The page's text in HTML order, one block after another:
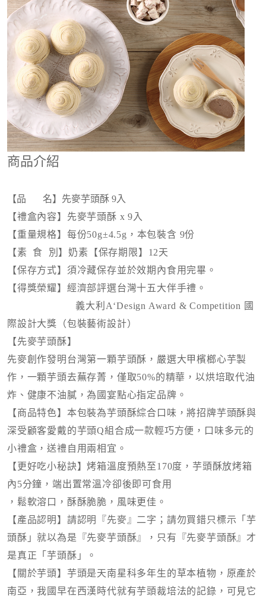
商品介紹
【品 名】先麥芋頭酥 9入
【禮盒內容】先麥芋頭酥 x 9入
【重量規格】每份50g±4.5g，本包裝含 9份
【素 食 別】奶素 【保存期限】12天
【保存方式】須冷藏保存並於效期內食用完畢。
【得獎榮耀】經濟部評選台灣十五大伴手禮。
義大利A‘Design Award & Competition 國
際設計大獎（包裝藝術設計）
【先麥芋頭酥】
先麥創作發明台灣第一顆芋頭酥，嚴選大甲檳榔心芋製
作，一顆芋頭去蕪存菁，僅取50%的精華，以烘培取代油
炸、健康不油膩，為國宴點心指定品牌。
【商品特色】本包裝為芋頭酥綜合口味，將招牌芋頭酥與
深受顧客愛戴的芋頭Q組合成一款輕巧方便，口味多元的
小禮盒，送禮自用兩相宜。
【更好吃小秘訣】烤箱溫度預熱至170度，芋頭酥放烤箱
內5分鐘，端出置常溫冷卻後即可食用
，鬆軟溶口，酥酥脆脆，風味更佳。
【產品認明】請認明『先麥』二字；請勿買錯只標示「芋
頭酥」就以為是『先麥芋頭酥』，只有『先麥芋頭酥』才
是真正「芋頭酥」。
【關於芋頭】芋頭是天南星科多年生的草本植物，原產於
南亞，我國早在西漢時代就有芋頭裁培法的記錄，可見它